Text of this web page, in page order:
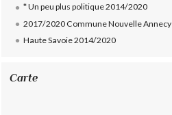
* Un peu plus politique 2014/2020
2017/2020 Commune Nouvelle Annecy
Haute Savoie 2014/2020
Carte